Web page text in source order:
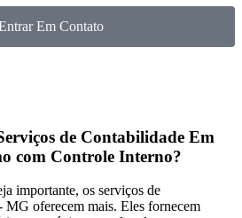
Em Contato
de Contabilidade Em
com Controle Interno?
importante, os serviços de
oferecem mais. Eles fornecem